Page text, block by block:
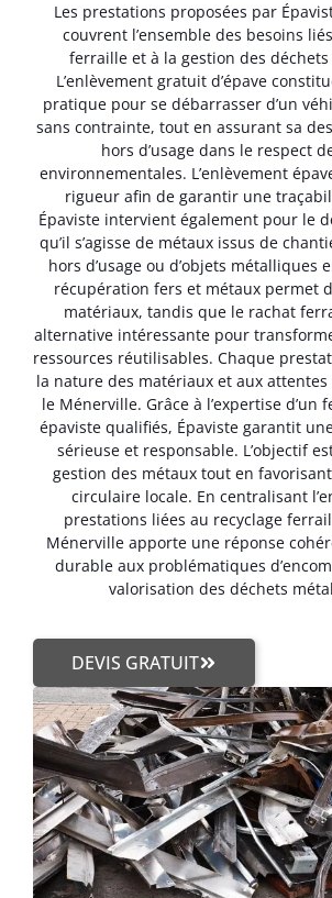
Les prestations proposées par
couvrent l’ensemble des besoins
ferraille et à la gestion des
L’enlèvement gratuit d’épave
pratique pour se débarrasser d’un
sans contrainte, tout en assurant sa
hors d’usage dans le respect
environnementales. L’enlèvement
rigueur afin de garantir une
Épaviste intervient également pour le
qu’il s’agisse de métaux issus de
hors d’usage ou d’objets métalliques
récupération fers et métaux permet
matériaux, tandis que le rachat
alternative intéressante pour
ressources réutilisables. Chaque
la nature des matériaux et aux
le Ménerville. Grâce à l’expertise d’un
épaviste qualifiés, Épaviste garantit
sérieuse et responsable. L’objectif
gestion des métaux tout en
circulaire locale. En centralisant
prestations liées au recyclage
Ménerville apporte une réponse
durable aux problématiques
valorisation des déchets
DEVIS GRATUIT